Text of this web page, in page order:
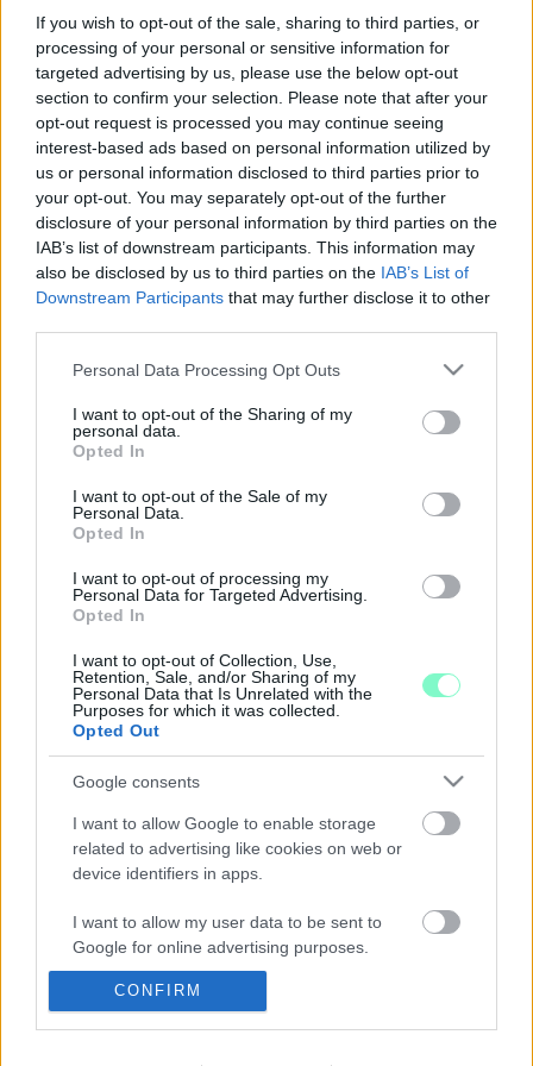
If you wish to opt-out of the sale, sharing to third parties, or
processing of your personal or sensitive information for
targeted advertising by us, please use the below opt-out
section to confirm your selection. Please note that after your
opt-out request is processed you may continue seeing
interest-based ads based on personal information utilized by
us or personal information disclosed to third parties prior to
your opt-out. You may separately opt-out of the further
disclosure of your personal information by third parties on the
IAB’s list of downstream participants. This information may
also be disclosed by us to third parties on the IAB’s List of
Downstream Participants that may further disclose it to other
Please note that this website/app uses one or more Google
not limited to your visit or usage behaviour. You may click to
grant or deny consent to Google and its third-party tags to
use your data for below specified purposes in below Google
consent section.
Personal Data Processing Opt Outs
I want to opt-out of the Sharing of my
personal data.
Opted In
I want to opt-out of the Sale of my
Personal Data.
Opted In
I want to opt-out of processing my
Personal Data for Targeted Advertising.
Opted In
I want to opt-out of Collection, Use,
Retention, Sale, and/or Sharing of my
Personal Data that Is Unrelated with the
Purposes for which it was collected.
Opted Out
Google consents
I want to allow Google to enable storage
related to advertising like cookies on web or
device identifiers in apps.
I want to allow my user data to be sent to
Google for online advertising purposes.
I want to allow Google to send me
CONFIRM
Négy tagú család kiadásaival számoltak.
KÉZJELEKKEL VEZÉNYELTÉK A FIDESZESEKET
– BŐSZ ANETT A POLITIKA BELSŐ VILÁGÁRÓL
ÉS AZ ELLENZÉKI VERESÉGRŐL
2022. június. 10. 13:48
Az utolsó héten már éreztük, hogy a billegő körzetek elvesztek,
de azt nem gondoltuk volna, hogy átfordulnak a korábban 7-8
százalékos vezetéssel mértek is – mondta az Azonnalinak Bősz
Anett.
KÍVÁNNI SE LEHETNE JOBB MECCSET, MINT
AMILYEN AZ ERZSÉBETVÁROSI IDŐKÖZIN LESZ!
2022. május. 30. 18:22
az eseményeket, egy belső hang nekünk azt súgja, nagy kár
lenne kihagyni.
ELLENZÉKI REAKCIÓK: HIÁNYZÓ BÉREMELÉS,
TÖRVÉNYTELEN KORMÁNY, ADÓT A
KASZINÓKRA IS!
2022. május. 25. 20:06
Ezt mondja az ellenzék Orbán bejelentésére.
„BASZD MEG GERGŐ, TE HOZTAD A
NYAKUNKRA EZT AZ EMBERT” – ÍGY OMLOTT
ÖSSZE AZ ELLENZÉKI KAMPÁNY
2022. május. 17. 10:38
A Direkt36 hosszú oknyomozó cikkben tárta fel, hogy esett
szét az ellenzéki kampány tavaly október és idén március
között.
KÁLMÁN OLGA LETT A DK ÚJ
FRAKCIÓSZÓVIVŐJE
2022. május. 15. 13:01
Demokratikus Koalíció szerint az egykori műsorvezető többször
bizonyította, hogy az Orbán-rendszer elkötelezett ellenfele.
GYŐRI ELLENZÉK A FUDAN-ÖTLETRŐL: EBBŐL
A GYŐRIEKNEK SEMMILYEN POZITÍVUMA NEM
SZÁRMAZIK
2022. május. 05. 06:28
Megkérdeztük a helyben aktív ellenzéki pártok képviselőit arról,
hogy mit gondolnak Dézsi polgármester azon ötletéről, hogy